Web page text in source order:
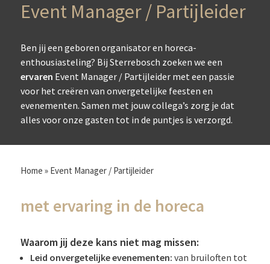
Event Manager / Partijleider
Ben jij een geboren organisator en horeca-
enthousiasteling? Bij Sterrebosch zoeken we een
ervaren Event Manager / Partijleider met een passie
voor het creëren van onvergetelijke feesten en
evenementen. Samen met jouw collega’s zorg je dat
alles voor onze gasten tot in de puntjes is verzorgd.
Home » Event Manager / Partijleider
met ervaring in de horeca
Waarom jij deze kans niet mag missen:
Leid onvergetelijke evenementen: van bruiloften tot